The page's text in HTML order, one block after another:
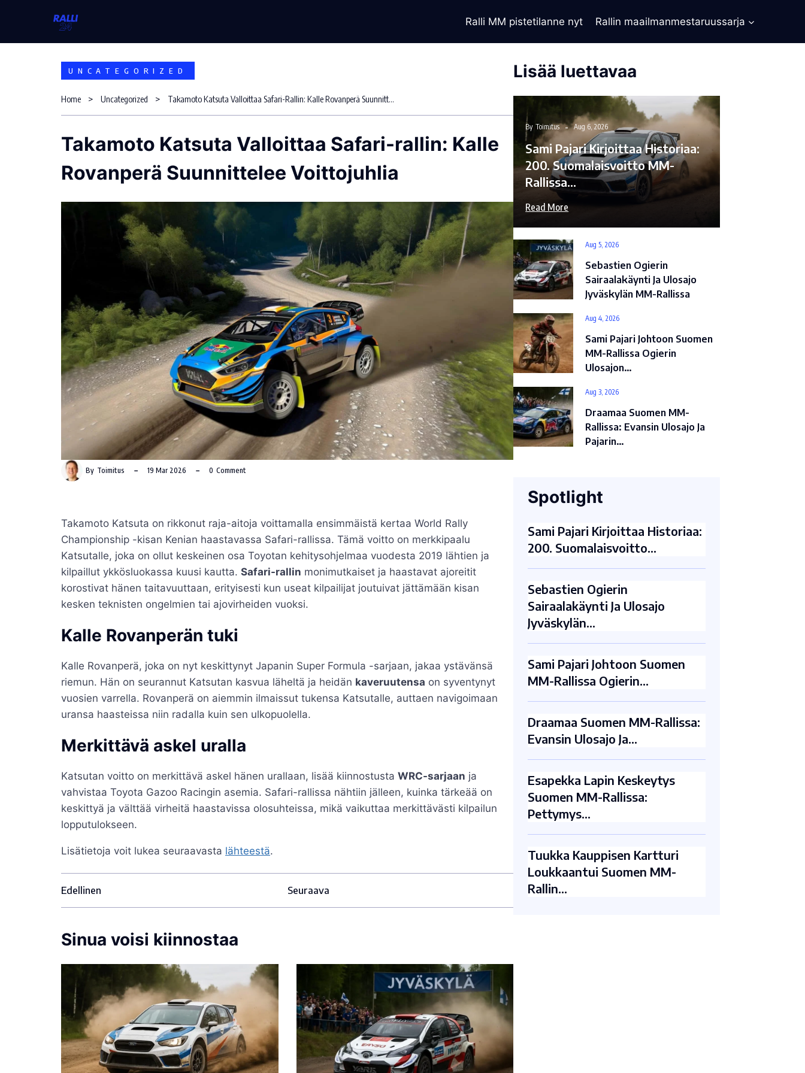
Ralli MM pistetilanne nyt Rallin maailmanmestaruussarja
UNCATEGORIZED
Home Uncategorized Takamoto Katsuta Valloittaa Safari-Rallin: Kalle Rovanperä Suunnittelee Voittojuhlia
Takamoto Katsuta Valloittaa Safari-rallin: Kalle
Rovanperä Suunnittelee Voittojuhlia
By Toimitus 19 Mar 2026 0 Comment
Takamoto Katsuta on rikkonut raja-aitoja voittamalla ensimmäistä kertaa World Rally
Championship -kisan Kenian haastavassa Safari-rallissa. Tämä voitto on merkkipaalu
Katsutalle, joka on ollut keskeinen osa Toyotan kehitysohjelmaa vuodesta 2019 lähtien ja
kilpaillut ykkösluokassa kuusi kautta. Safari-rallin monimutkaiset ja haastavat ajoreitit
korostivat hänen taitavuuttaan, erityisesti kun useat kilpailijat joutuivat jättämään kisan
kesken teknisten ongelmien tai ajovirheiden vuoksi.
Kalle Rovanperän tuki
Kalle Rovanperä, joka on nyt keskittynyt Japanin Super Formula -sarjaan, jakaa ystävänsä
riemun. Hän on seurannut Katsutan kasvua läheltä ja heidän kaveruutensa on syventynyt
vuosien varrella. Rovanperä on aiemmin ilmaissut tukensa Katsutalle, auttaen navigoimaan
uransa haasteissa niin radalla kuin sen ulkopuolella.
Merkittävä askel uralla
Katsutan voitto on merkittävä askel hänen urallaan, lisää kiinnostusta WRC-sarjaan ja
vahvistaa Toyota Gazoo Racingin asemia. Safari-rallissa nähtiin jälleen, kuinka tärkeää on
keskittyä ja välttää virheitä haastavissa olosuhteissa, mikä vaikuttaa merkittävästi kilpailun
lopputulokseen.
Lisätietoja voit lukea seuraavasta lähteestä.
Edellinen Seuraava
Sinua voisi kiinnostaa
Lisää luettavaa
By Toimitus Aug 6, 2026
Sami Pajari Kirjoittaa Historiaa:
200. Suomalaisvoitto MM-
Rallissa…
Read More
Aug 5, 2026
Sebastien Ogierin
Sairaalakäynti Ja Ulosajo
Jyväskylän MM-Rallissa
Aug 4, 2026
Sami Pajari Johtoon Suomen
MM-Rallissa Ogierin
Ulosajon…
Aug 3, 2026
Draamaa Suomen MM-
Rallissa: Evansin Ulosajo Ja
Pajarin…
Spotlight
Sami Pajari Kirjoittaa Historiaa:
200. Suomalaisvoitto…
Sebastien Ogierin
Sairaalakäynti Ja Ulosajo
Jyväskylän…
Sami Pajari Johtoon Suomen
MM-Rallissa Ogierin…
Draamaa Suomen MM-Rallissa:
Evansin Ulosajo Ja…
Esapekka Lapin Keskeytys
Suomen MM-Rallissa:
Pettymys…
Tuukka Kauppisen Kartturi
Loukkaantui Suomen MM-
Rallin…